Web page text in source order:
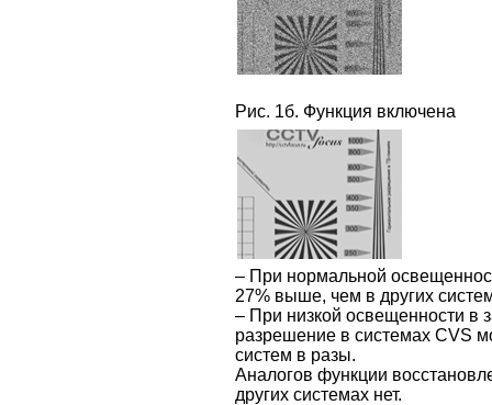
Рис. 1б. Функция включена
– При нормальной
27% выше, чем в других
– При низкой освещенности в
разрешение в системах CVS
систем в разы.
Аналогов функции
других системах нет.